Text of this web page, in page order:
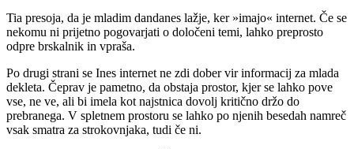
Tia presoja, da je mladim dandanes lažje, ker »imajo« internet. Če se
nekomu ni prijetno pogovarjati o določeni temi, lahko preprosto
odpre brskalnik in vpraša.
Po drugi strani se Ines internet ne zdi dober vir informacij za mlada
dekleta. Čeprav je pametno, da obstaja prostor, kjer se lahko pove
vse, ne ve, ali bi imela kot najstnica dovolj kritično držo do
prebranega. V spletnem prostoru se lahko po njenih besedah namreč
vsak smatra za strokovnjaka, tudi če ni.